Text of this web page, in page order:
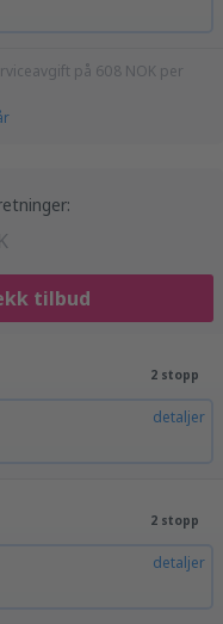
på 608 NOK per
tilbud
2 stopp
detaljer
2 stopp
detaljer